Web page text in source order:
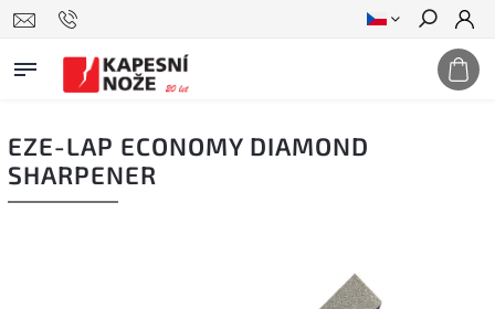
Hledat
EZE-LAP ECONOMY DIAMOND
SHARPENER